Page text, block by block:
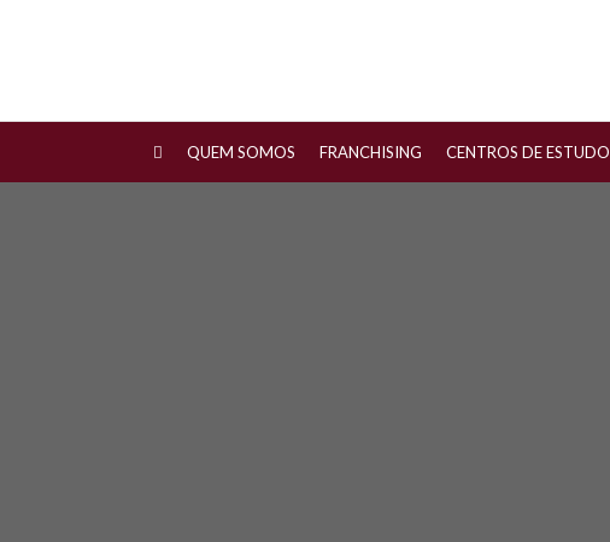
QUEM SOMOS FRANCHISING CENTROS DE ESTUDO